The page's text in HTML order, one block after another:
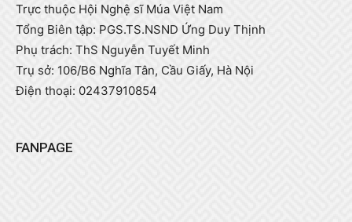
Trực thuộc Hội Nghệ sĩ Múa Việt Nam
Tổng Biên tập: PGS.TS.NSND Ứng Duy Thịnh
Phụ trách: ThS Nguyễn Tuyết Minh
Trụ sở: 106/B6 Nghĩa Tân, Cầu Giấy, Hà Nội
Điện thoại: 02437910854
FANPAGE